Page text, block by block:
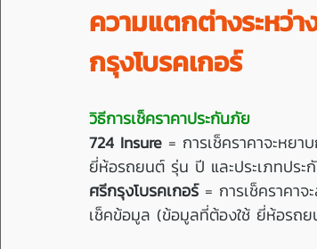
ความแตกต่างระหว่
กรุงโบรคเกอร์
วิธีการเช็คราคาประกันภัย
724 Insure = การเช็คราคาจะหย
ยี่ห้อรถยนต์ รุ่น ปี และประเภทประ
ศรีกรุงโบรคเกอร์ = การเช็คราคาจ
เช็คข้อมูล (ข้อมูลที่ต้องใช้ ยี่ห้อรถ